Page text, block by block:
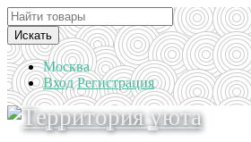
Искать
Москва
Вход Регистрация